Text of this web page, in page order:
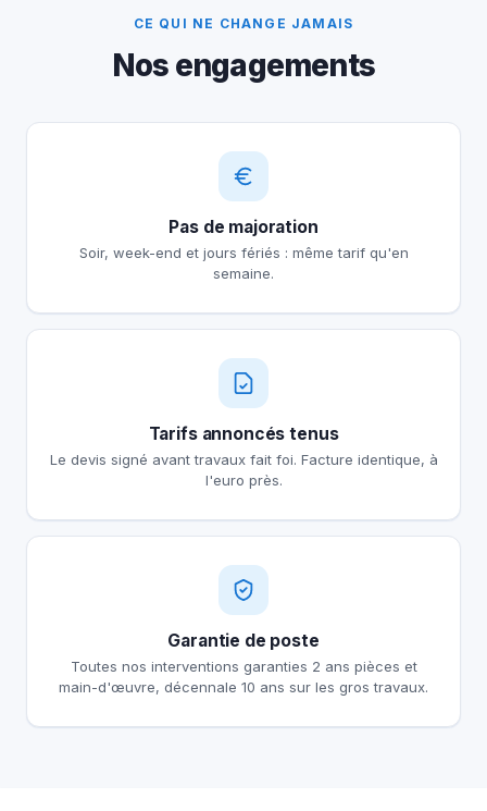
CE QUI NE CHANGE JAMAIS
Nos engagements
Pas de majoration
Soir, week-end et jours fériés : même tarif qu'en
semaine.
Tarifs annoncés tenus
Le devis signé avant travaux fait foi. Facture identique, à
l'euro près.
Garantie de poste
Toutes nos interventions garanties 2 ans pièces et
main-d'œuvre, décennale 10 ans sur les gros travaux.